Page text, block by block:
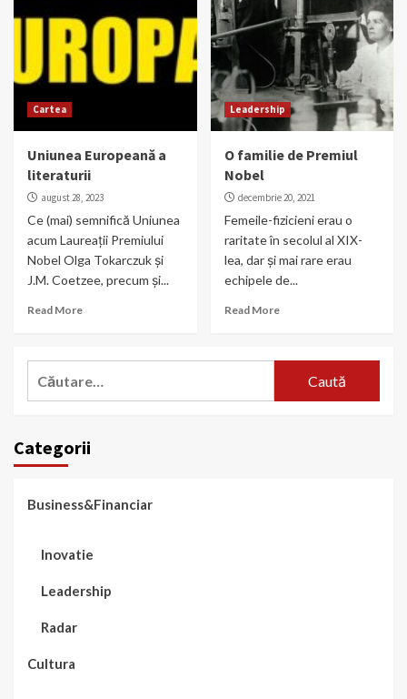
Cartea
Uniunea Europeană a
literaturii
august 28, 2023
Ce (mai) semnifică Uniunea
acum Laureații Premiului
Nobel Olga Tokarczuk și
J.M. Coetzee, precum și...
Read More
Leadership
O familie de Premiul
Nobel
decembrie 20, 2021
Femeile-fizicieni erau o
raritate în secolul al XIX-
lea, dar și mai rare erau
echipele de...
Read More
Categorii
Business&Financiar
Inovatie
Leadership
Radar
Cultura